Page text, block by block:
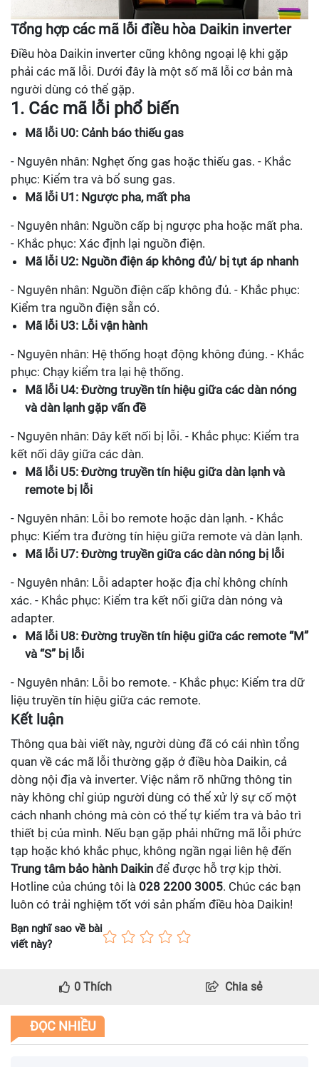
Tổng hợp các mã lỗi điều hòa Daikin inverter
Điều hòa Daikin inverter cũng không ngoại lệ khi gặp
phải các mã lỗi. Dưới đây là một số mã lỗi cơ bản mà
người dùng có thể gặp.
1. Các mã lỗi phổ biến
Mã lỗi U0: Cảnh báo thiếu gas
- Nguyên nhân: Nghẹt ống gas hoặc thiếu gas. - Khắc
phục: Kiểm tra và bổ sung gas.
Mã lỗi U1: Ngược pha, mất pha
- Nguyên nhân: Nguồn cấp bị ngược pha hoặc mất pha.
- Khắc phục: Xác định lại nguồn điện.
Mã lỗi U2: Nguồn điện áp không đủ/ bị tụt áp nhanh
- Nguyên nhân: Nguồn điện cấp không đủ. - Khắc phục:
Kiểm tra nguồn điện sẵn có.
Mã lỗi U3: Lỗi vận hành
- Nguyên nhân: Hệ thống hoạt động không đúng. - Khắc
phục: Chạy kiểm tra lại hệ thống.
Mã lỗi U4: Đường truyền tín hiệu giữa các dàn nóng
và dàn lạnh gặp vấn đề
- Nguyên nhân: Dây kết nối bị lỗi. - Khắc phục: Kiểm tra
kết nối dây giữa các dàn.
Mã lỗi U5: Đường truyền tín hiệu giữa dàn lạnh và
remote bị lỗi
- Nguyên nhân: Lỗi bo remote hoặc dàn lạnh. - Khắc
phục: Kiểm tra đường tín hiệu giữa remote và dàn lạnh.
Mã lỗi U7: Đường truyền giữa các dàn nóng bị lỗi
- Nguyên nhân: Lỗi adapter hoặc địa chỉ không chính
xác. - Khắc phục: Kiểm tra kết nối giữa dàn nóng và
adapter.
Mã lỗi U8: Đường truyền tín hiệu giữa các remote “M”
và “S” bị lỗi
- Nguyên nhân: Lỗi bo remote. - Khắc phục: Kiểm tra dữ
liệu truyền tín hiệu giữa các remote.
Kết luận
Thông qua bài viết này, người dùng đã có cái nhìn tổng
quan về các mã lỗi thường gặp ở điều hòa Daikin, cả
dòng nội địa và inverter. Việc nắm rõ những thông tin
này không chỉ giúp người dùng có thể xử lý sự cố một
cách nhanh chóng mà còn có thể tự kiểm tra và bảo trì
thiết bị của mình. Nếu bạn gặp phải những mã lỗi phức
tạp hoặc khó khắc phục, không ngần ngại liên hệ đến
Trung tâm bảo hành Daikin để được hỗ trợ kịp thời.
Hotline của chúng tôi là 028 2200 3005. Chúc các bạn
luôn có trải nghiệm tốt với sản phẩm điều hòa Daikin!
Bạn nghĩ sao về bài
viết này?
0 Thích Chia sẻ
ĐỌC NHIỀU